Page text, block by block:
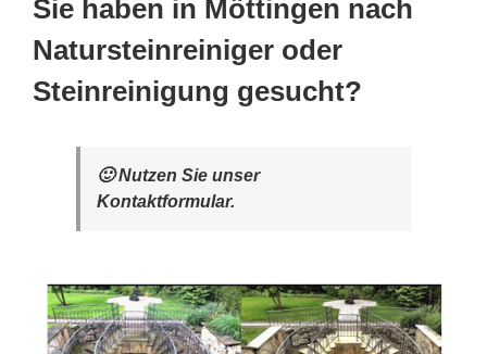
Sie haben in Möttingen nach
Natursteinreiniger oder
Steinreinigung gesucht?
🙂 Nutzen Sie unser
Kontaktformular.